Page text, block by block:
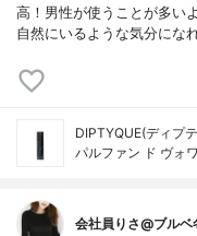
高！男性が使うことが多い
自然にいるような気分にな
DIPTYQUE(ディプ
パルファン ド ヴォ
会社員りさ@ブルベ